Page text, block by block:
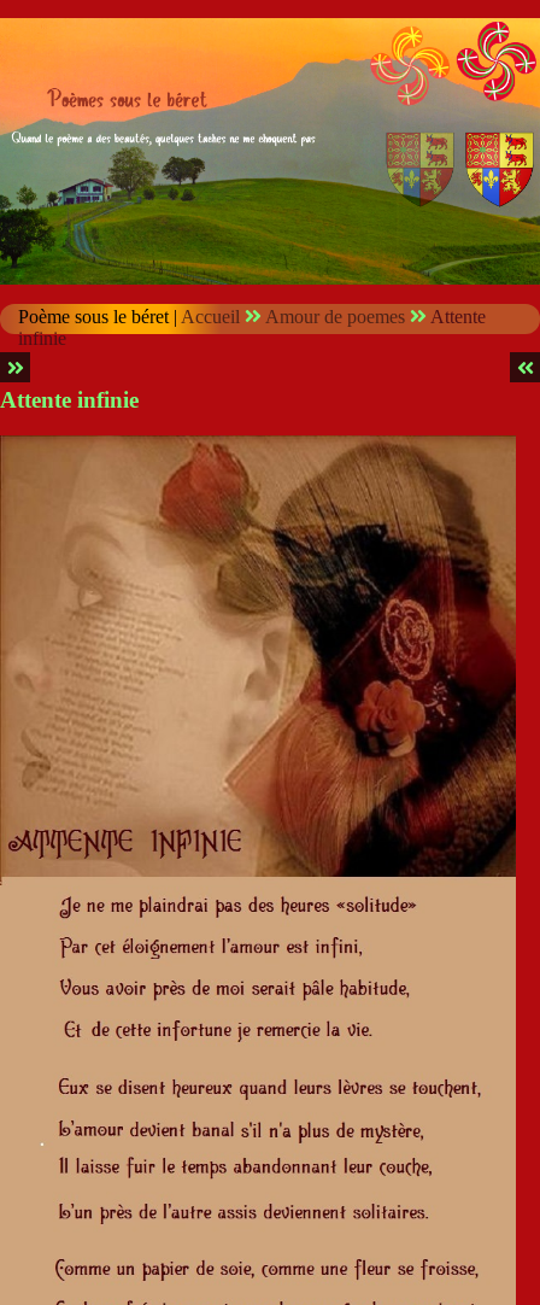
Poème sous le béret | Accueil Amour de poemes
Attente
infinie
Attente infinie